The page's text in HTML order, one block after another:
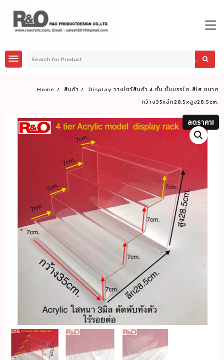
content
Home สินค้า
Display วางโชว์สินค้า 4 ชั้น ขั้นบรรได สีใส ขนาด
กว้าง35xลึก28.5xสูง28.5cm.
ลดราคา!
ลดราคา!